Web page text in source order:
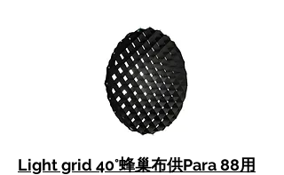
Light grid 40°蜂巢布供Para 88用